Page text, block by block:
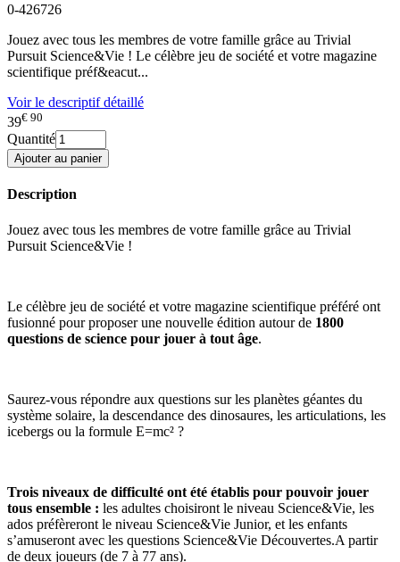
0-426726
Jouez avec tous les membres de votre famille grâce au Trivial
Pursuit Science&Vie ! Le célèbre jeu de société et votre magazine
scientifique préf&eacut...
Voir le descriptif détaillé
39€ 90
Quantité
Description
Jouez avec tous les membres de votre famille grâce au Trivial
Pursuit Science&Vie !
Le célèbre jeu de société et votre magazine scientifique préféré ont
fusionné pour proposer une nouvelle édition autour de 1800
questions de science pour jouer à tout âge.
Saurez-vous répondre aux questions sur les planètes géantes du
système solaire, la descendance des dinosaures, les articulations, les
icebergs ou la formule E=mc² ?
Trois niveaux de difficulté ont été établis pour pouvoir jouer
tous ensemble : les adultes choisiront le niveau Science&Vie, les
ados préfèreront le niveau Science&Vie Junior, et les enfants
s’amuseront avec les questions Science&Vie Découvertes.A partir
de deux joueurs (de 7 à 77 ans).